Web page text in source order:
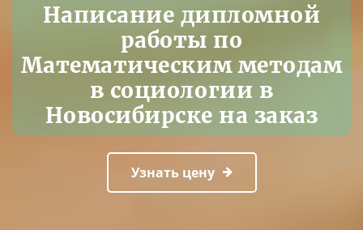
Написание дипломной
работы по
Математическим методам
в социологии в
Новосибирске на заказ
Узнать цену